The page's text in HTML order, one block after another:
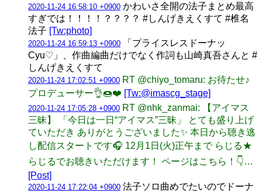
2020-11-24 16:58:10 +0900 かわいさ全開の法子まとめ最高
すぎでは！！！！？？？？ #しんげきえくすて #椎名
法子 [Tw:photo]
2020-11-24 16:59:13 +0900 「プライスレスドーナッ
Cyu♡」、作曲編曲だけでなく作詞も山崎真吾さんと #
しんげきえくすて
2020-11-24 17:02:51 +0900 RT @chiyo_tomaru: お待たせ♪
プロデューサー👌🍩❤️ [Tw:@imascg_stage]
2020-11-24 17:05:28 +0900 RT @nhk_zanmai: 【アイマス
三昧】 「今日は一日“アイマス”三昧」 とても盛り上げ
ていただき ありがとうございました✨ 本日から聴き逃
し配信スタートです🎧 12月1日(火)正午まで らじる★
らじるでお聴きいただけます！ ページはこちら！👇…
[Post]
2020-11-24 17:22:04 +0900 法子ソロ曲めでたいのでドーナ